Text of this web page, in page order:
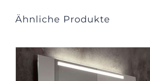
Ähnliche Produkte